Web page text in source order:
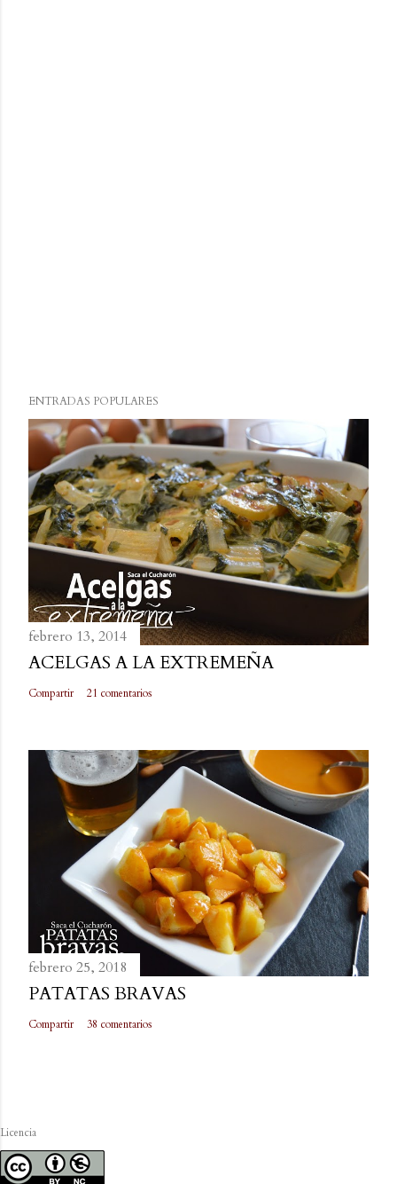
e
n
a
r
i
o
ENTRADAS POPULARES
febrero 13, 2014
ACELGAS A LA EXTREMEÑA
Compartir 21 comentarios
febrero 25, 2018
PATATAS BRAVAS
Compartir 38 comentarios
Licencia